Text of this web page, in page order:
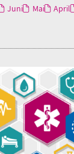
Juni Mai April